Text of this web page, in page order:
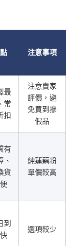
注意事項
最
常
扣
注意賣家
評價，避
免買到摻
假品
有
、
貨
純蓮藕粉
單價較高
到
選項較少